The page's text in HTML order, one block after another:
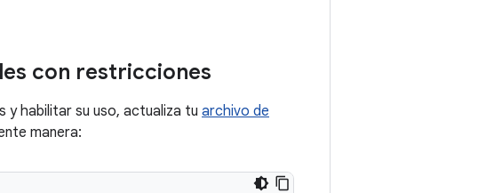
con restricciones
y habilitar su uso, actualiza tu archivo de
manera: